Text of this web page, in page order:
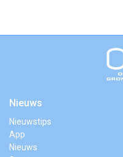
Nieuws
Nieuwstips
App
Nieuws